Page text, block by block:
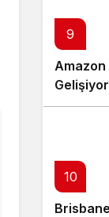
9
Amazon
10